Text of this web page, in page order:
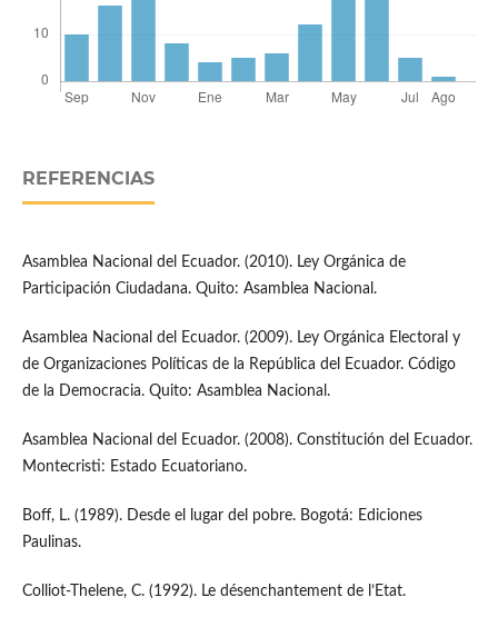
REFERENCIAS
Asamblea Nacional del Ecuador. (2010). Ley Orgánica de
Participación Ciudadana. Quito: Asamblea Nacional.
Asamblea Nacional del Ecuador. (2009). Ley Orgánica Electoral y
de Organizaciones Políticas de la República del Ecuador. Código
de la Democracia. Quito: Asamblea Nacional.
Asamblea Nacional del Ecuador. (2008). Constitución del Ecuador.
Montecristi: Estado Ecuatoriano.
Boff, L. (1989). Desde el lugar del pobre. Bogotá: Ediciones
Paulinas.
Colliot-Thelene, C. (1992). Le désenchantement de l’Etat.